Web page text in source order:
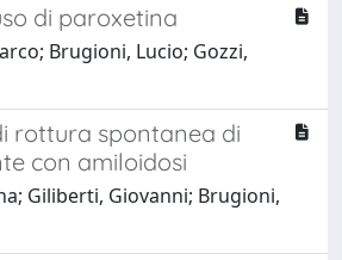
di paroxetina
Brugioni, Lucio; Gozzi,
rottura spontanea di
con amiloidosi
Giliberti, Giovanni; Brugioni,